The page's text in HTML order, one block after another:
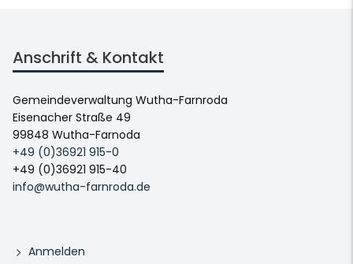
Anschrift & Kontakt
Gemeindeverwaltung Wutha-Farnroda
Eisenacher Straße 49
99848 Wutha-Farnoda
+49 (0)36921 915-0
+49 (0)36921 915-40
info@wutha-farnroda.de
Anmelden